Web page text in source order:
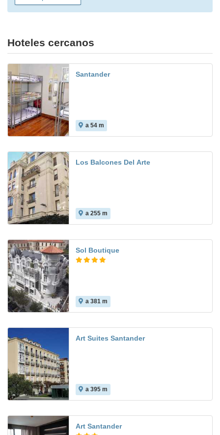
Hoteles cercanos
Santander
a 54 m
Los Balcones Del Arte
a 255 m
Sol Boutique
a 381 m
Art Suites Santander
a 395 m
Art Santander